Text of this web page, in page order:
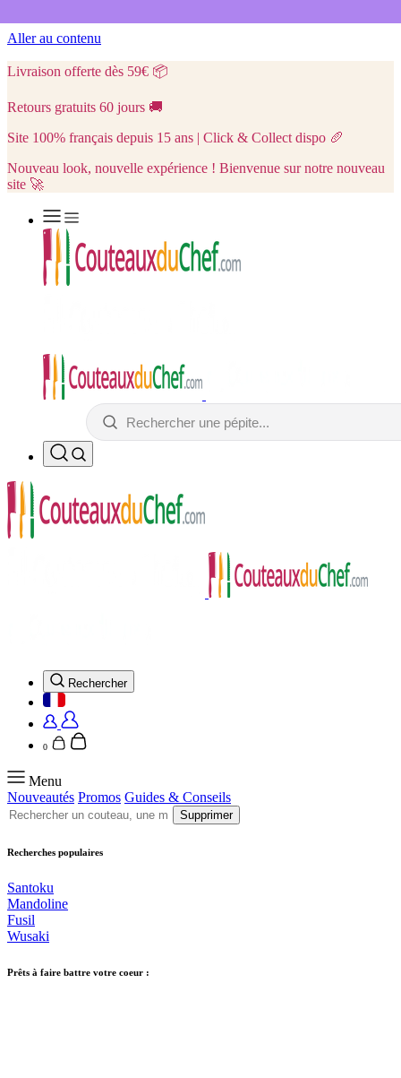
Aller au contenu
Livraison offerte dès 59€ 📦
Retours gratuits 60 jours 🚚
Site 100% français depuis 15 ans | Click & Collect dispo 🥖
Nouveau look, nouvelle expérience ! Bienvenue sur notre nouveau
site 🚀
Rechercher
0
Menu
Nouveautés Promos Guides & Conseils
Supprimer
Recherches populaires
Santoku
Mandoline
Fusil
Wusaki
Prêts à faire battre votre coeur :